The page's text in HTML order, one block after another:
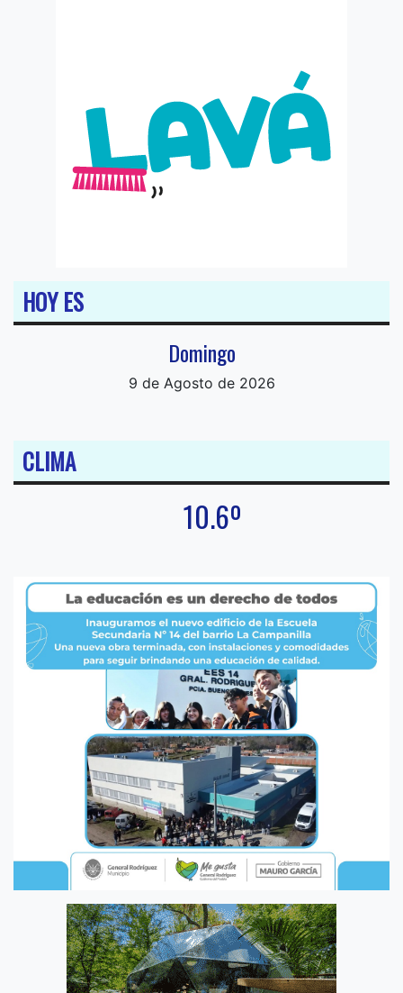
HOY ES
Domingo
9 de Agosto de 2026
CLIMA
10.6º